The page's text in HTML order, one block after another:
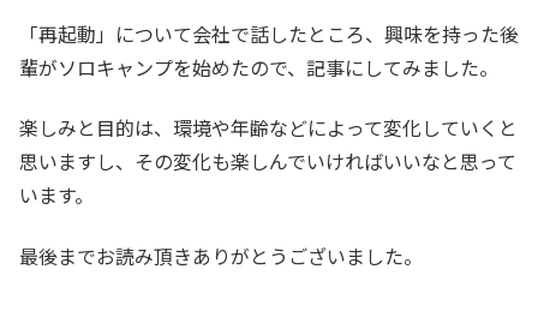
「再起動」について会社で話したところ、興味を持った後
輩がソロキャンプを始めたので、記事にしてみました。
楽しみと目的は、環境や年齢などによって変化していくと
思いますし、その変化も楽しんでいければいいなと思って
います。
最後までお読み頂きありがとうございました。